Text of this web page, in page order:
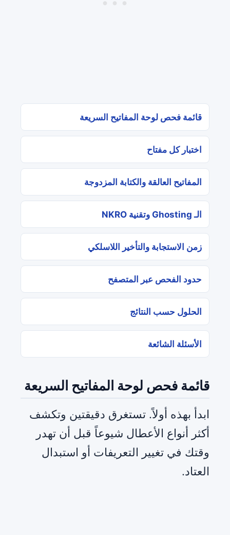
قائمة فحص لوحة المفاتيح السريعة
اختبار كل مفتاح
المفاتيح العالقة والكتابة المزدوجة
الـ Ghosting وتقنية NKRO
زمن الاستجابة والتأخير اللاسلكي
حدود الفحص عبر المتصفح
الحلول حسب النتائج
الأسئلة الشائعة
قائمة فحص لوحة المفاتيح السريعة
ابدأ بهذه أولاً. تستغرق دقيقتين وتكشف
أكثر أنواع الأعطال شيوعاً قبل أن تهدر
وقتك في تغيير التعريفات أو استبدال
العتاد.